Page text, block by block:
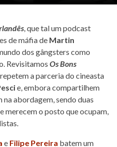
, que tal um podcast
de máfia de Martin
dos gângsters como
Revisitamos Os Bons
a parceria do cineasta
e, embora compartilhem
abordagem, sendo duas
merecem o posto que ocupam,
e Filipe Pereira batem um